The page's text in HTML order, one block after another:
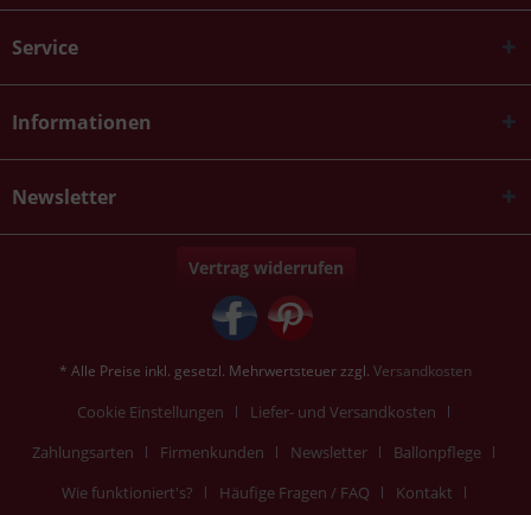
Service
Informationen
Newsletter
Vertrag widerrufen
* Alle Preise inkl. gesetzl. Mehrwertsteuer zzgl. Versandkosten
Cookie Einstellungen
Liefer- und Versandkosten
Zahlungsarten
Firmenkunden Newsletter
Ballonpflege
Wie funktioniert's?
Häufige Fragen / FAQ Kontakt